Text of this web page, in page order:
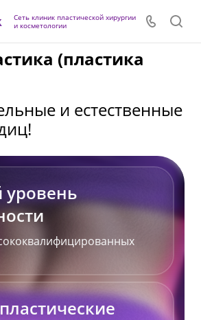
Сеть клиник пластической хирургии
и косметологии
(пластика
и естественные
уровень